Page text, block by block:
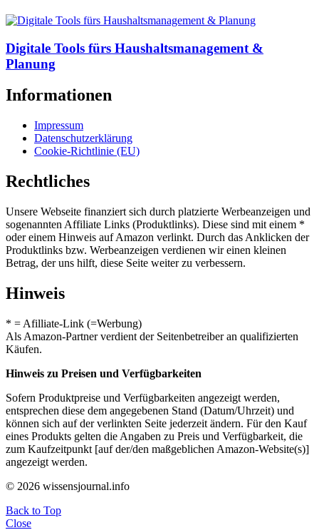
Digitale Tools fürs Haushaltsmanagement &
Planung
Informationen
Impressum
Datenschutzerklärung
Cookie-Richtlinie (EU)
Rechtliches
Unsere Webseite finanziert sich durch platzierte Werbeanzeigen und
sogenannten Affiliate Links (Produktlinks). Diese sind mit einem *
oder einem Hinweis auf Amazon verlinkt. Durch das Anklicken der
Produktlinks bzw. Werbeanzeigen verdienen wir einen kleinen
Betrag, der uns hilft, diese Seite weiter zu verbessern.
Hinweis
* = Afilliate-Link (=Werbung)
Als Amazon-Partner verdient der Seitenbetreiber an qualifizierten
Käufen.
Hinweis zu Preisen und Verfügbarkeiten
Sofern Produktpreise und Verfügbarkeiten angezeigt werden,
entsprechen diese dem angegebenen Stand (Datum/Uhrzeit) und
können sich auf der verlinkten Seite jederzeit ändern. Für den Kauf
eines Produkts gelten die Angaben zu Preis und Verfügbarkeit, die
zum Kaufzeitpunkt [auf der/den maßgeblichen Amazon-Website(s)]
angezeigt werden.
© 2026 wissensjournal.info
Back to Top
Close